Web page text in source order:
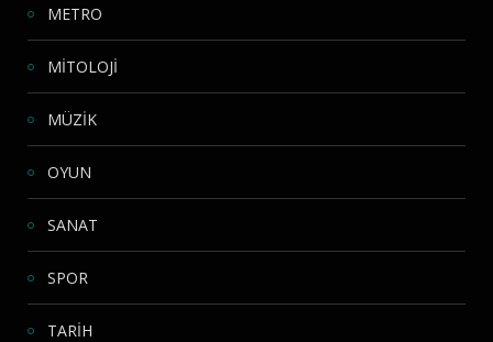
METRO
MİTOLOJİ
MÜZİK
OYUN
SANAT
SPOR
TARİH